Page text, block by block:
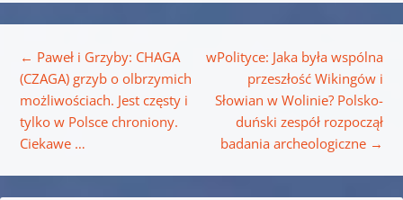
← Paweł i Grzyby: CHAGA
(CZAGA) grzyb o olbrzymich
możliwościach. Jest częsty i
tylko w Polsce chroniony.
Ciekawe …
wPolityce: Jaka była wspólna
przeszłość Wikingów i
Słowian w Wolinie? Polsko-
duński zespół rozpoczął
badania archeologiczne →